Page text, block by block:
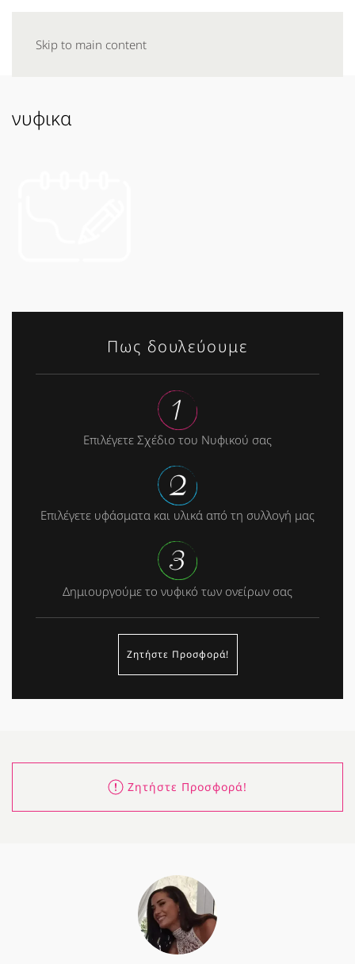
Skip to main content
νυφικα
Πως δουλεύουμε
Επιλέγετε Σχέδιο του Νυφικού σας
Επιλέγετε υφάσματα και υλικά από τη συλλογή μας
Δημιουργούμε το νυφικό των ονείρων σας
Ζητήστε Προσφορά!
Ζητήστε Προσφορά!